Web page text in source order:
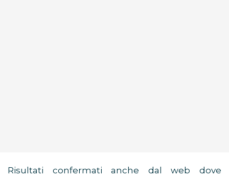
Risultati confermati anche dal web dove